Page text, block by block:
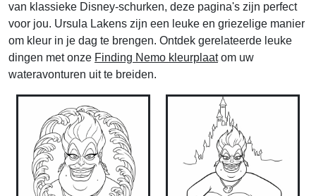
van klassieke Disney-schurken, deze pagina's zijn perfect
voor jou. Ursula Lakens zijn een leuke en griezelige manier
om kleur in je dag te brengen. Ontdek gerelateerde leuke
dingen met onze Finding Nemo kleurplaatom uw
wateravonturen uit te breiden.